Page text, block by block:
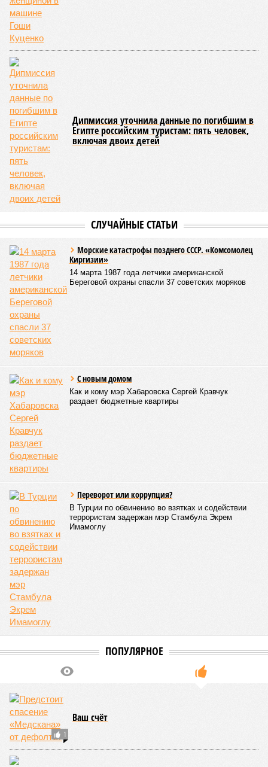
Дипмиссия уточнила данные по погибшим в
Египте российским туристам: пять человек,
включая двоих детей
СЛУЧАЙНЫЕ СТАТЬИ
Морские катастрофы позднего СССР. «Комсомолец
Киргизии»
14 марта 1987 года летчики американской
Береговой охраны спасли 37 советских моряков
С новым домом
Как и кому мэр Хабаровска Сергей Кравчук
раздает бюджетные квартиры
Переворот или коррупция?
В Турции по обвинению во взятках и содействии
террористам задержан мэр Стамбула Экрем
Имамоглу
ПОПУЛЯРНОЕ
1
Ваш счёт